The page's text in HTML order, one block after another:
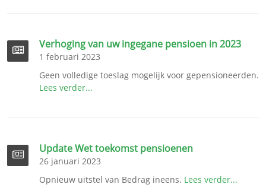
Verhoging van uw ingegane pensioen in 2023
1 februari 2023
Geen volledige toeslag mogelijk voor gepensioneerden.
Lees verder...
Update Wet toekomst pensioenen
26 januari 2023
Opnieuw uitstel van Bedrag ineens. Lees verder...